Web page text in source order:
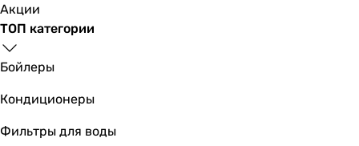
Акции
ТОП категории
Бойлеры
Кондиционеры
Фильтры для воды